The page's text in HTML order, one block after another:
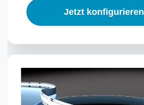
Jetzt konfigurieren